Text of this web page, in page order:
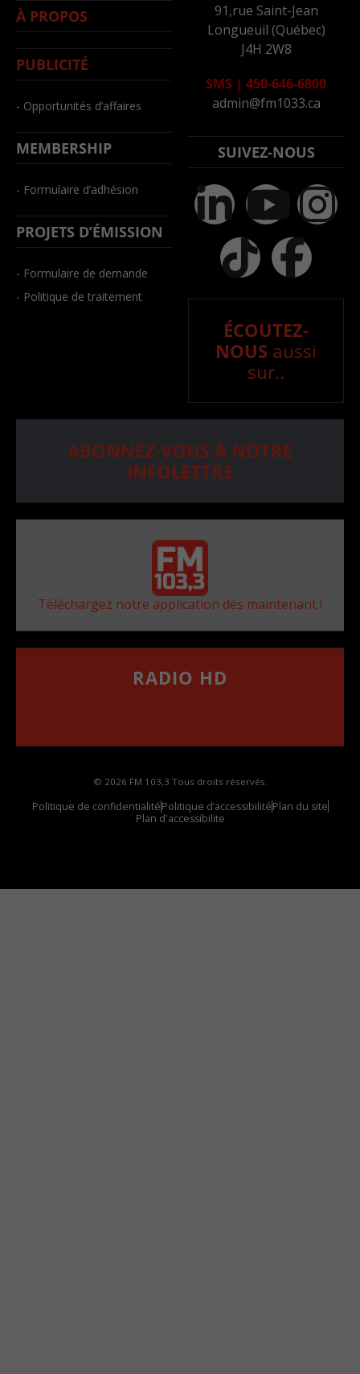
À PROPOS
PUBLICITÉ
- Opportunités d’affaires
MEMBERSHIP
- Formulaire d’adhésion
PROJETS D’ÉMISSION
- Formulaire de demande
- Politique de traitement
91,rue Saint-Jean
Longueuil (Québec)
J4H 2W8
SMS | 450-646-6800
admin@fm1033.ca
SUIVEZ-NOUS
ÉCOUTEZ-
NOUS aussi
sur..
ABONNEZ-VOUS À NOTRE
INFOLETTRE
Téléchargez notre application dès maintenant !
RADIO HD
© 2026 FM 103,3 Tous droits réservés.
Politique de confidentialitéPolitique d’accessibilitéPlan du site
Plan d'accessibilite